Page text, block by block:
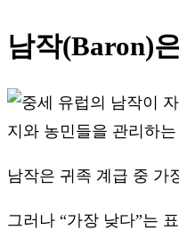
남작(Baron)
남작은 귀족 계급 중 가
그러나 “가장 낮다”는